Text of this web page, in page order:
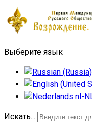
Выберите язык
Искать...